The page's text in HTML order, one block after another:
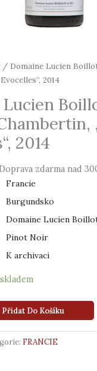
/ Domaine Lucien
2014
2014
zdarma nad
Francie
Burgundsko
Domaine Lucien
Pinot Noir
K archivaci
Přidat Do Košíku
FRANCIE